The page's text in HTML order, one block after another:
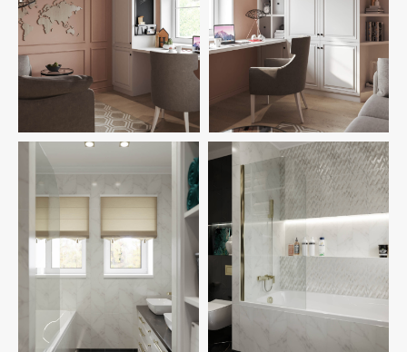
ЗАКАЗАТЬ ДИЗАЙН
ВАШЕГО ИНТЕРЬЕРА